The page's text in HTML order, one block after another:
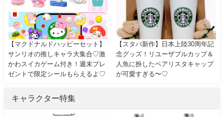
【マクドナルドハッピーセット】
サンリオの推しキャラ大集合♡激
かわスイカゲーム付き！週末プレ
ゼントで限定シールもらえるよ♡
【スタバ新作】日本上陸30周年記
念グッズ！リユーザブルカップ＆
人魚に扮したベアリスタキャップ
が可愛すぎる〜♡
キャラクター特集